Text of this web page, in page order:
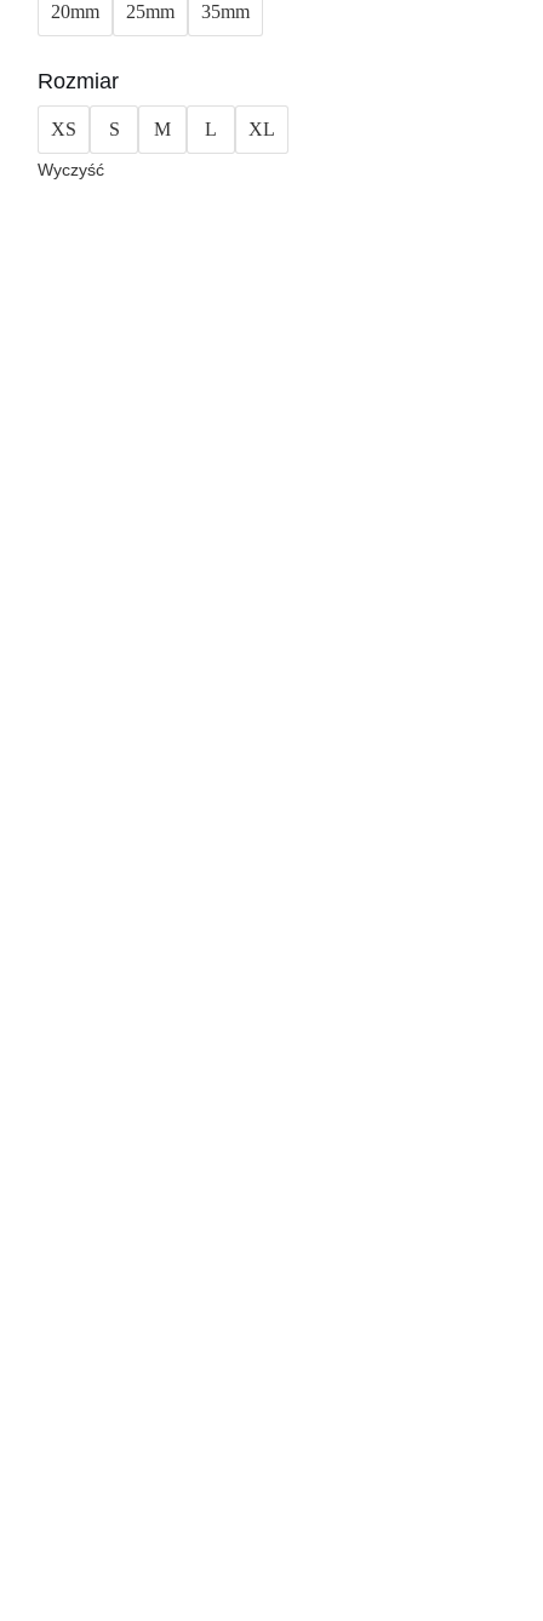
20mm 25mm 35mm
Rozmiar
XS S M L XL
Wyczyść